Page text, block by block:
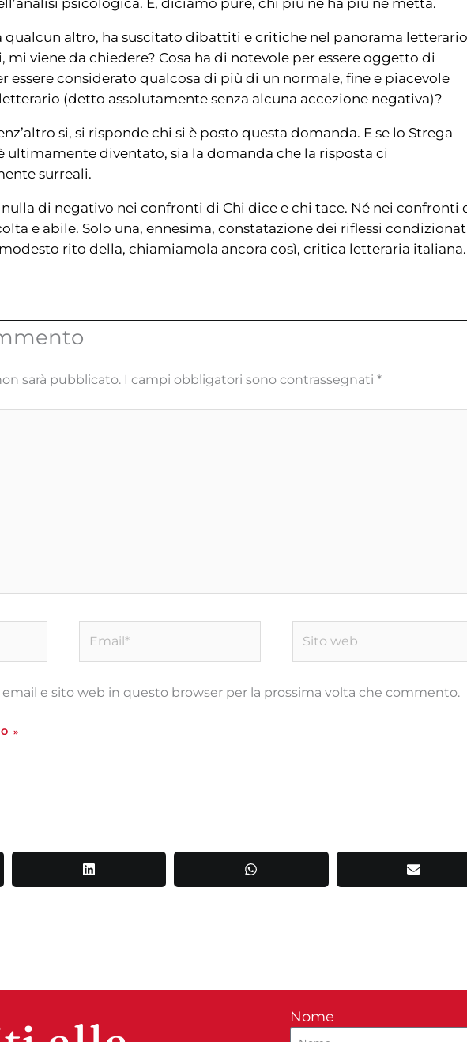
psicologica. E, diciamo pure, chi più ne ha più ne metta.
qualcun altro, ha suscitato dibattiti e critiche nel panorama letterario
mi viene da chiedere? Cosa ha di notevole per essere oggetto di
essere considerato qualcosa di più di un normale, fine e piacevole
(detto assolutamente senza alcuna accezione negativa)?
si, si risponde chi si è posto questa domanda. E se lo Strega
ultimamente diventato, sia la domanda che la risposta ci
surreali.
di negativo nei confronti di Chi dice e chi tace. Né nei confronti
e abile. Solo una, ennesima, constatazione dei riflessi
rito della, chiamiamola ancora così, critica letteraria italiana.
sarà pubblicato. I campi obbligatori sono contrassegnati *
web
email e sito web in questo browser per la prossima volta che commento.
Nome